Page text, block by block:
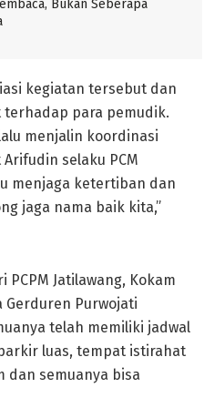
Bukan Seberapa
kegiatan tersebut dan
para pemudik.
menjalin koordinasi
selaku PCM
menjaga ketertiban dan
jaga nama baik kita,”
Jatilawang, Kokam
Gerduren Purwojati
telah memiliki jadwal
luas, tempat istirahat
dan semuanya bisa